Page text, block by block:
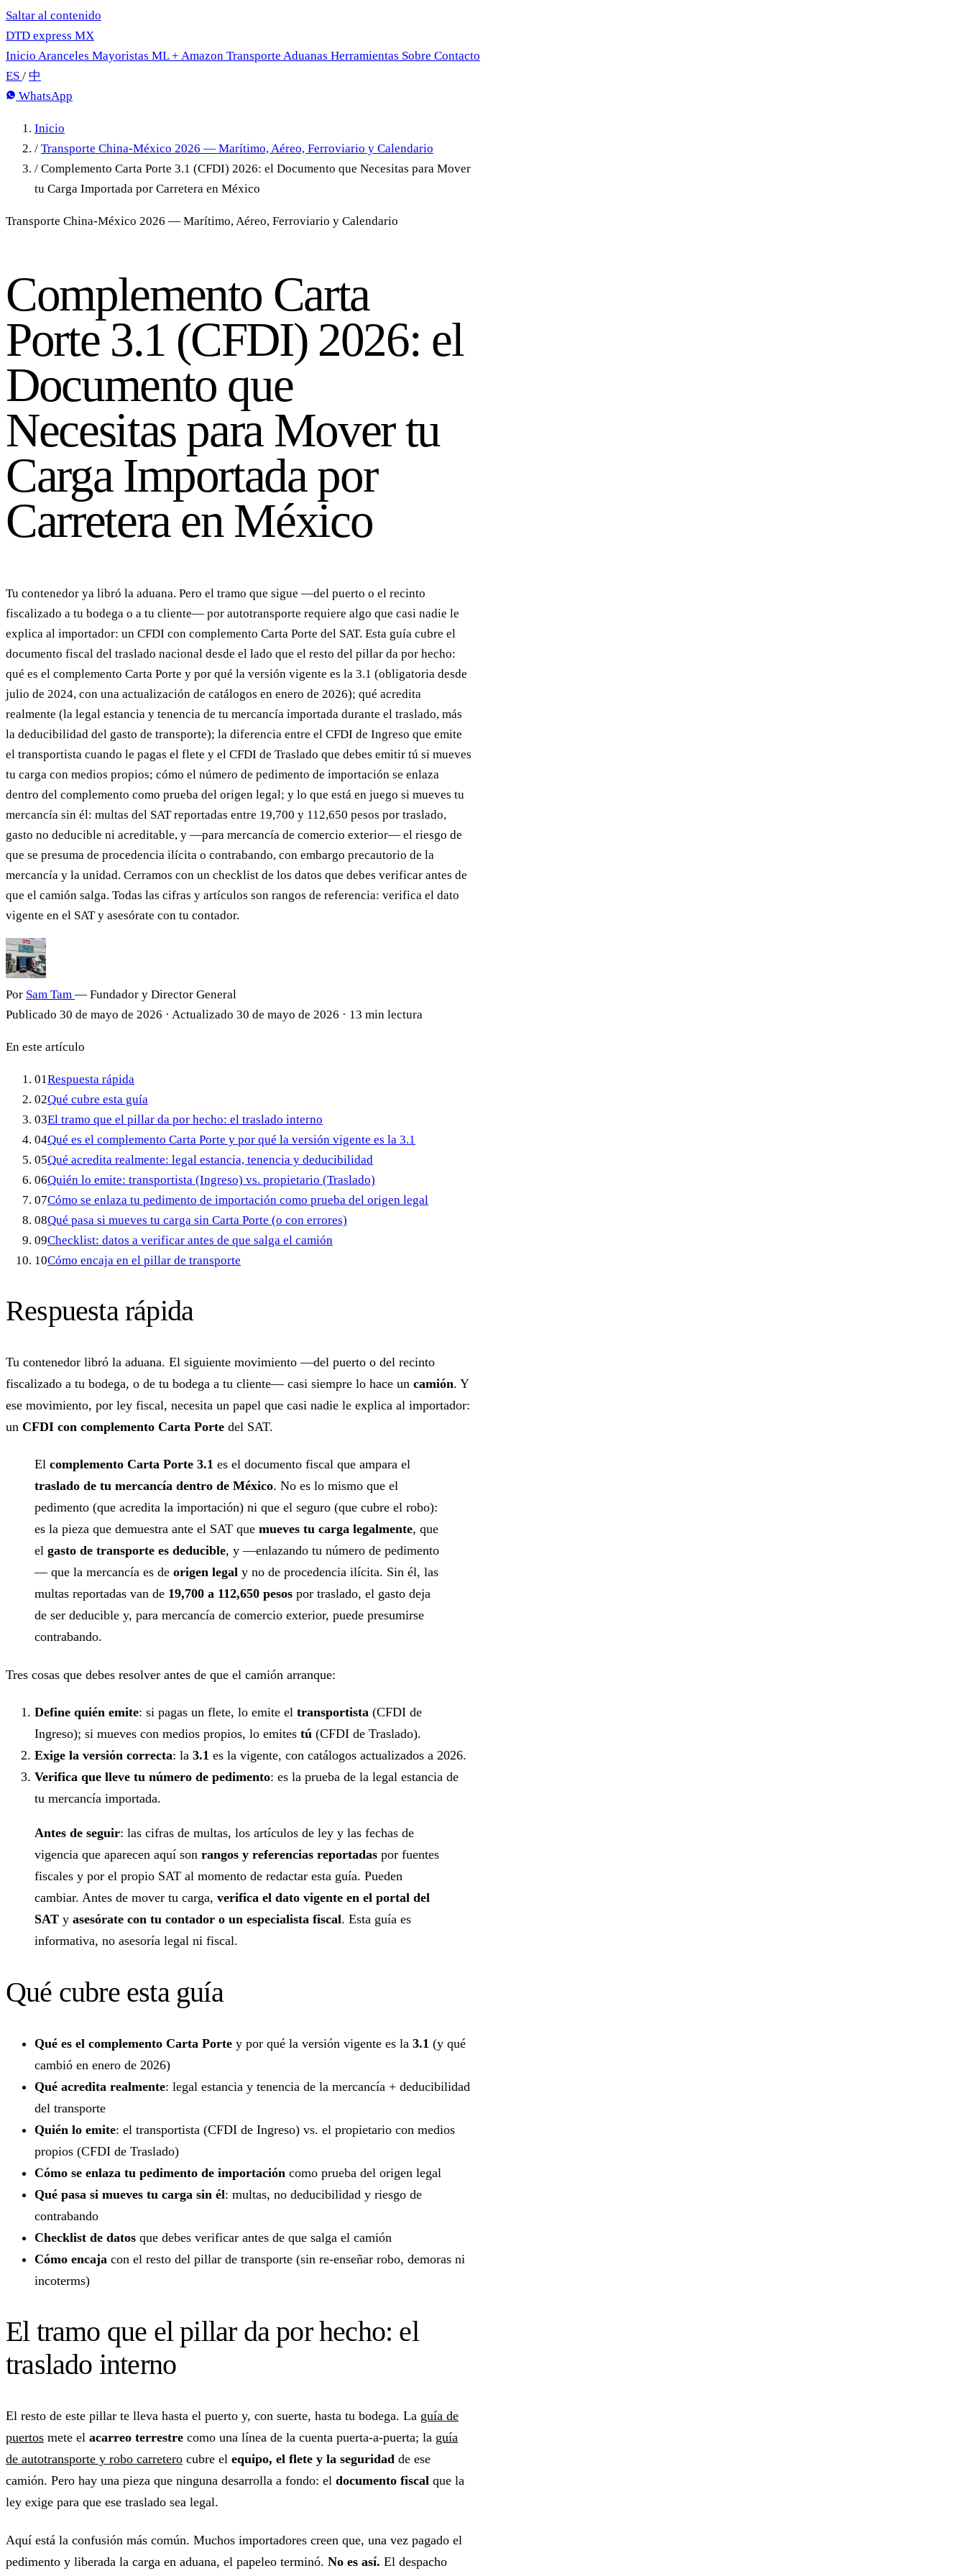
Saltar al contenido
DTD express MX
Inicio Aranceles Mayoristas ML + Amazon Transporte Aduanas Herramientas Sobre Contacto
ES / 中
WhatsApp
Inicio
/ Transporte China-México 2026 — Marítimo, Aéreo, Ferroviario y Calendario
/ Complemento Carta Porte 3.1 (CFDI) 2026: el Documento que Necesitas para Mover
tu Carga Importada por Carretera en México
Transporte China-México 2026 — Marítimo, Aéreo, Ferroviario y Calendario
Complemento Carta
Porte 3.1 (CFDI) 2026: el
Documento que
Necesitas para Mover tu
Carga Importada por
Carretera en México
Tu contenedor ya libró la aduana. Pero el tramo que sigue —del puerto o el recinto
fiscalizado a tu bodega o a tu cliente— por autotransporte requiere algo que casi nadie le
explica al importador: un CFDI con complemento Carta Porte del SAT. Esta guía cubre el
documento fiscal del traslado nacional desde el lado que el resto del pillar da por hecho:
qué es el complemento Carta Porte y por qué la versión vigente es la 3.1 (obligatoria desde
julio de 2024, con una actualización de catálogos en enero de 2026); qué acredita
realmente (la legal estancia y tenencia de tu mercancía importada durante el traslado, más
la deducibilidad del gasto de transporte); la diferencia entre el CFDI de Ingreso que emite
el transportista cuando le pagas el flete y el CFDI de Traslado que debes emitir tú si mueves
tu carga con medios propios; cómo el número de pedimento de importación se enlaza
dentro del complemento como prueba del origen legal; y lo que está en juego si mueves tu
mercancía sin él: multas del SAT reportadas entre 19,700 y 112,650 pesos por traslado,
gasto no deducible ni acreditable, y —para mercancía de comercio exterior— el riesgo de
que se presuma de procedencia ilícita o contrabando, con embargo precautorio de la
mercancía y la unidad. Cerramos con un checklist de los datos que debes verificar antes de
que el camión salga. Todas las cifras y artículos son rangos de referencia: verifica el dato
vigente en el SAT y asesórate con tu contador.
Por Sam Tam — Fundador y Director General
Publicado 30 de mayo de 2026 · Actualizado 30 de mayo de 2026 · 13 min lectura
En este artículo
01Respuesta rápida
02Qué cubre esta guía
03El tramo que el pillar da por hecho: el traslado interno
04Qué es el complemento Carta Porte y por qué la versión vigente es la 3.1
05Qué acredita realmente: legal estancia, tenencia y deducibilidad
06Quién lo emite: transportista (Ingreso) vs. propietario (Traslado)
07Cómo se enlaza tu pedimento de importación como prueba del origen legal
08Qué pasa si mueves tu carga sin Carta Porte (o con errores)
09Checklist: datos a verificar antes de que salga el camión
10Cómo encaja en el pillar de transporte
Respuesta rápida
Tu contenedor libró la aduana. El siguiente movimiento —del puerto o del recinto
fiscalizado a tu bodega, o de tu bodega a tu cliente— casi siempre lo hace un camión. Y
ese movimiento, por ley fiscal, necesita un papel que casi nadie le explica al importador:
un CFDI con complemento Carta Porte del SAT.
El complemento Carta Porte 3.1 es el documento fiscal que ampara el
traslado de tu mercancía dentro de México. No es lo mismo que el
pedimento (que acredita la importación) ni que el seguro (que cubre el robo):
es la pieza que demuestra ante el SAT que mueves tu carga legalmente, que
el gasto de transporte es deducible, y —enlazando tu número de pedimento
— que la mercancía es de origen legal y no de procedencia ilícita. Sin él, las
multas reportadas van de 19,700 a 112,650 pesos por traslado, el gasto deja
de ser deducible y, para mercancía de comercio exterior, puede presumirse
contrabando.
Tres cosas que debes resolver antes de que el camión arranque:
Define quién emite: si pagas un flete, lo emite el transportista (CFDI de
Ingreso); si mueves con medios propios, lo emites tú (CFDI de Traslado).
Exige la versión correcta: la 3.1 es la vigente, con catálogos actualizados a 2026.
Verifica que lleve tu número de pedimento: es la prueba de la legal estancia de
tu mercancía importada.
Antes de seguir: las cifras de multas, los artículos de ley y las fechas de
vigencia que aparecen aquí son rangos y referencias reportadas por fuentes
fiscales y por el propio SAT al momento de redactar esta guía. Pueden
cambiar. Antes de mover tu carga, verifica el dato vigente en el portal del
SAT y asesórate con tu contador o un especialista fiscal. Esta guía es
informativa, no asesoría legal ni fiscal.
Qué cubre esta guía
Qué es el complemento Carta Porte y por qué la versión vigente es la 3.1 (y qué
cambió en enero de 2026)
Qué acredita realmente: legal estancia y tenencia de la mercancía + deducibilidad
del transporte
Quién lo emite: el transportista (CFDI de Ingreso) vs. el propietario con medios
propios (CFDI de Traslado)
Cómo se enlaza tu pedimento de importación como prueba del origen legal
Qué pasa si mueves tu carga sin él: multas, no deducibilidad y riesgo de
contrabando
Checklist de datos que debes verificar antes de que salga el camión
Cómo encaja con el resto del pillar de transporte (sin re-enseñar robo, demoras ni
incoterms)
El tramo que el pillar da por hecho: el
traslado interno
El resto de este pillar te lleva hasta el puerto y, con suerte, hasta tu bodega. La guía de
puertos mete el acarreo terrestre como una línea de la cuenta puerta-a-puerta; la guía
de autotransporte y robo carretero cubre el equipo, el flete y la seguridad de ese
camión. Pero hay una pieza que ninguna desarrolla a fondo: el documento fiscal que la
ley exige para que ese traslado sea legal.
Aquí está la confusión más común. Muchos importadores creen que, una vez pagado el
pedimento y liberada la carga en aduana, el papeleo terminó. No es así. El despacho